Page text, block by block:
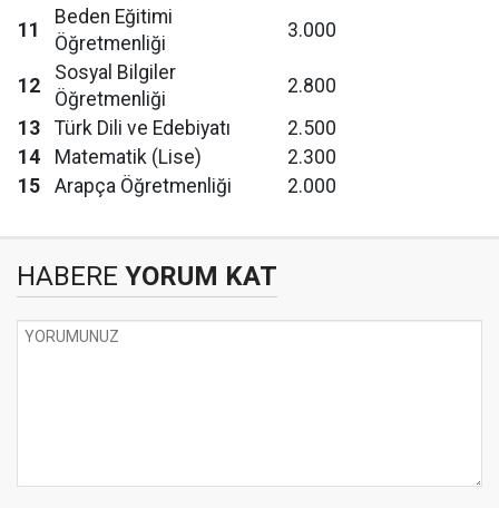
11
Beden Eğitimi
Öğretmenliği
3.000
12
Sosyal Bilgiler
Öğretmenliği
2.800
13
Türk Dili ve Edebiyatı
2.500
14
Matematik (Lise)
2.300
15
Arapça Öğretmenliği 2.000
HABERE YORUM KAT